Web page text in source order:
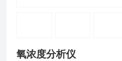
氧浓度分析仪